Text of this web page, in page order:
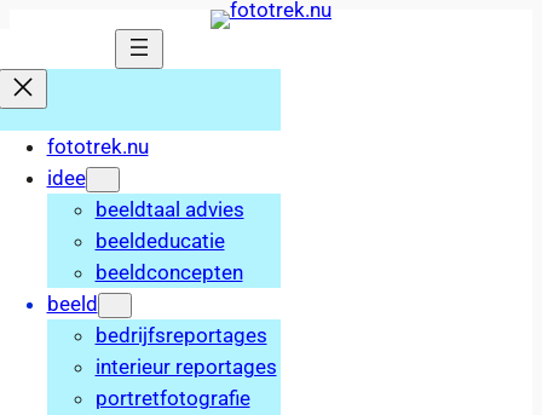
de
fototrek.nu
idee
beeldtaal advies
beeldeducatie
beeldconcepten
beeld
bedrijfsreportages
interieur reportages
portretfotografie